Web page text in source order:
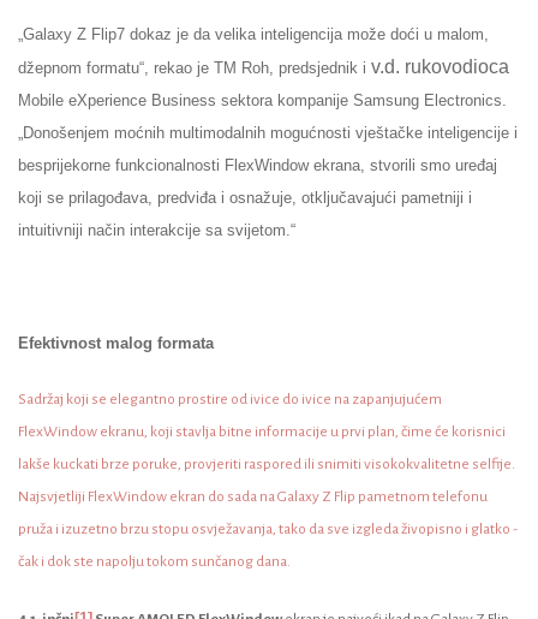
„Galaxy Z Flip7 dokaz je da velika inteligencija može doći u malom,
džepnom formatu“, rekao je TM Roh, predsjednik i v.d. rukovodioca
Mobile eXperience Business sektora kompanije Samsung Electronics.
„Donošenjem moćnih multimodalnih mogućnosti vještačke inteligencije i
besprijekorne funkcionalnosti FlexWindow ekrana, stvorili smo uređaj
koji se prilagođava, predviđa i osnažuje, otključavajući pametniji i
intuitivniji način interakcije sa svijetom.“
Efektivnost malog formata
Sadržaj koji se elegantno prostire od ivice do ivice na zapanjujućem
FlexWindow ekranu, koji stavlja bitne informacije u prvi plan, čime će korisnici
lakše kuckati brze poruke, provjeriti raspored ili snimiti visokokvalitetne selfije.
Najsvjetliji FlexWindow ekran do sada na Galaxy Z Flip pametnom telefonu
pruža i izuzetno brzu stopu osvježavanja, tako da sve izgleda živopisno i glatko -
čak i dok ste napolju tokom sunčanog dana.